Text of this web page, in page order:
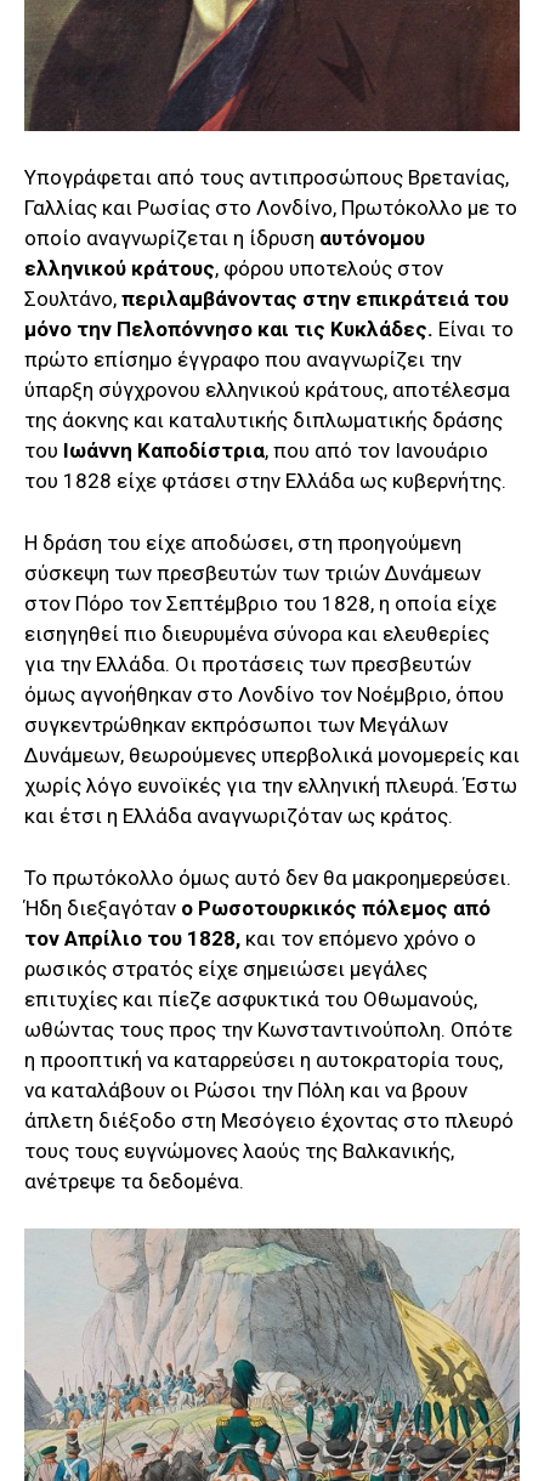
Υπογράφεται από τους αντιπροσώπους Βρετανίας,
Γαλλίας και Ρωσίας στο Λονδίνο, Πρωτόκολλο με το
οποίο αναγνωρίζεται η ίδρυση αυτόνομου
ελληνικού κράτους, φόρου υποτελούς στον
Σουλτάνο, περιλαμβάνοντας στην επικράτειά του
μόνο την Πελοπόννησο και τις Κυκλάδες. Είναι το
πρώτο επίσημο έγγραφο που αναγνωρίζει την
ύπαρξη σύγχρονου ελληνικού κράτους, αποτέλεσμα
της άοκνης και καταλυτικής διπλωματικής δράσης
του Ιωάννη Καποδίστρια, που από τον Ιανουάριο
του 1828 είχε φτάσει στην Ελλάδα ως κυβερνήτης.
Η δράση του είχε αποδώσει, στη προηγούμενη
σύσκεψη των πρεσβευτών των τριών Δυνάμεων
στον Πόρο τον Σεπτέμβριο του 1828, η οποία είχε
εισηγηθεί πιο διευρυμένα σύνορα και ελευθερίες
για την Ελλάδα. Οι προτάσεις των πρεσβευτών
όμως αγνοήθηκαν στο Λονδίνο τον Νοέμβριο, όπου
συγκεντρώθηκαν εκπρόσωποι των Μεγάλων
Δυνάμεων, θεωρούμενες υπερβολικά μονομερείς και
χωρίς λόγο ευνοϊκές για την ελληνική πλευρά. Έστω
και έτσι η Ελλάδα αναγνωριζόταν ως κράτος.
Το πρωτόκολλο όμως αυτό δεν θα μακροημερεύσει.
Ήδη διεξαγόταν ο Ρωσοτουρκικός πόλεμος από
τον Απρίλιο του 1828, και τον επόμενο χρόνο ο
ρωσικός στρατός είχε σημειώσει μεγάλες
επιτυχίες και πίεζε ασφυκτικά του Οθωμανούς,
ωθώντας τους προς την Κωνσταντινούπολη. Οπότε
η προοπτική να καταρρεύσει η αυτοκρατορία τους,
να καταλάβουν οι Ρώσοι την Πόλη και να βρουν
άπλετη διέξοδο στη Μεσόγειο έχοντας στο πλευρό
τους τους ευγνώμονες λαούς της Βαλκανικής,
ανέτρεψε τα δεδομένα.